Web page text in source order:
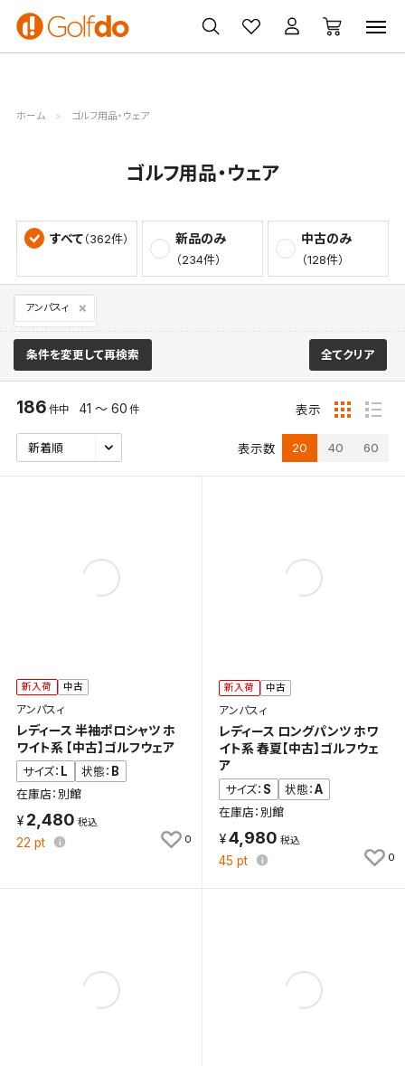
ゴルフ
クラブ
ゴルフ用品
買取
無料査定
クーポン
一覧
ホーム ゴルフ用品・ウェア
ゴルフ用品・ウェア
すべて（362件） 新品のみ
（234件）
中古のみ
（128件）
アンパスィ
条件を変更して再検索 全てクリア
186 件中 41 ～ 60 件 表示
表示数 20 40 60
新入荷 中古
アンパスィ
レディース 半袖ポロシャツ ホ
ワイト系 【中古】ゴルフウェア
サイズ： L 状態： B
在庫店：別館
2,480
22 pt 0
新入荷 中古
アンパスィ
レディース ロングパンツ ホワ
イト系 春夏【中古】ゴルフウェ
ア
サイズ： S 状態：A
在庫店：別館
4,980
45 pt 0